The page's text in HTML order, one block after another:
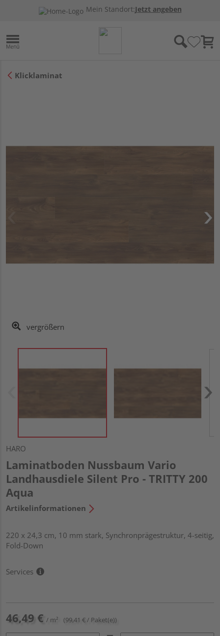
Mein Standort:Jetzt angeben
Klicklaminat
vergrößern
HARO
Laminatboden Nussbaum Vario
Landhausdiele Silent Pro - TRITTY 200
Aqua
Artikelinformationen
220 x 24,3 cm, 10 mm stark, Synchronprägestruktur, 4-seitig,
Fold-Down
Services
46,49 € / m² (99,41 € / Paket(e))